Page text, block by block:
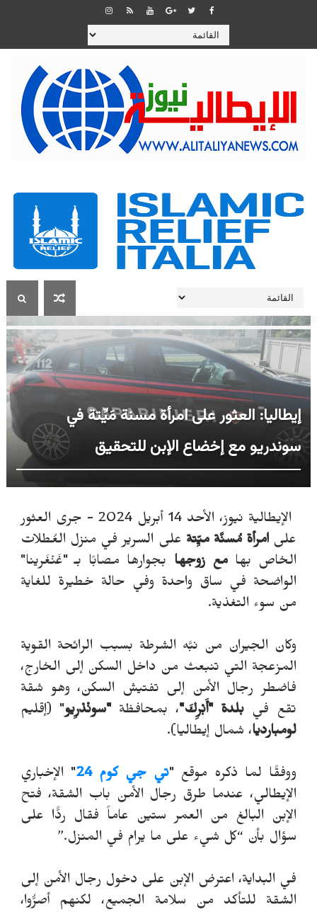
إيطاليا: العثور على امرأة مسنة مَيِّتة في
سوندريو مع إخضاع الإبن للتحقيق
الإيطالية نيوز، الأحد 14 أبريل 2024 - جرى العثور
على امرأة مُسنَّة ميِّتة على السرير في منزل العُطلات
الخاص بهامع زوجها بجوارها مصابًا بـ "غَنْغَرينا"
الواضحة في ساق واحدة وفي حالة خطيرة للغاية
من سوء التغذية.
وكان الجيران من نبَّه الشرطة بسبب الرائحة القوية
المزعجة التي تنبعث من داخل السكن إلى الخارج،
فاضطر رجال الأمن إلى تفتيش السكن، وهو شقة
تقع في بلدة "أَبْرِكَ"، بمحافظة"سونْدْرِيو" (إقليم
لومبارديا، شمال إيطاليا).
ووفقًا لما ذكره موقع "تي جي كوم 24
" الإخباري
الإيطالي، عندما طرق رجال الأمن باب الشقة، فتح
الإبن البالغ من العمر ستين عاماً فقال ردًّا على
سؤال بأن “كل شيء على ما يرام في المنزل.”
في البداية، اعترض الإبن على دخول رجال الأمن إلى
الشقة للتأكد من سلامة الجميع، لكنهم أصرُّوا،